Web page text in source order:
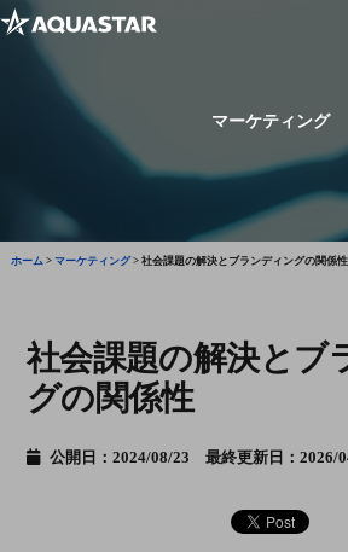
マーケティング
ホーム> マーケティング> 社会課題の解決とブランディングの関係性
社会課題の解決とブ
グの関係性
公開日：2024/08/23 最終更新日：2026/